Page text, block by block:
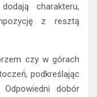
charakteru,
z resztą
czy w górach
podkreślając
dobór